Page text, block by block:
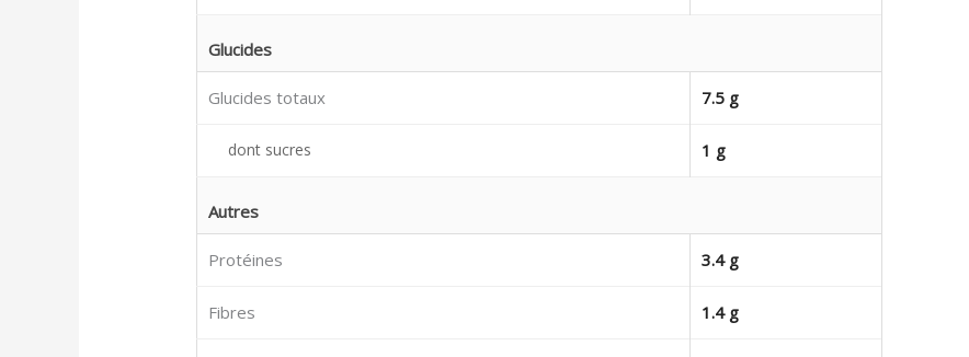
Glucides
Glucides totaux 7.5 g
dont sucres 1 g
Autres
Protéines 3.4 g
Fibres 1.4 g